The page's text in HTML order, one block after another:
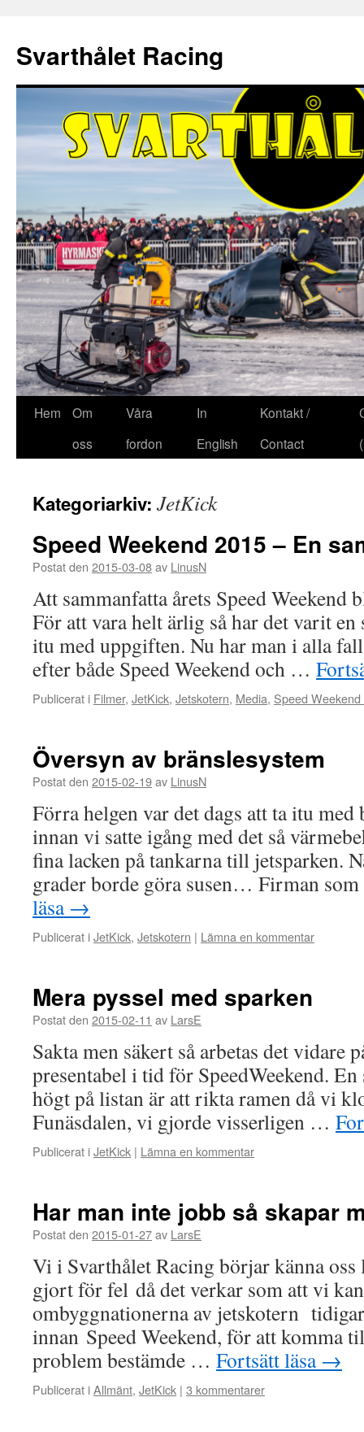
innehåll
Svarthålet Racing
Hem
Om
oss
Våra
fordon
In
English
Kontakt /
Contact
Kategoriarkiv: JetKick
Speed Weekend 2015 – En
Postat den 2015-03-08av LinusN
Att sammanfatta årets Speed
För att vara helt ärlig så har det varit
itu med uppgiften. Nu har man i alla
efter både Speed Weekend och …
Publicerat i Filmer, JetKick, Jetskotern, Media, Speed
Översyn av bränslesystem
Postat den 2015-02-19av LinusN
Förra helgen var det dags att ta itu med
innan vi satte igång med det så
fina lacken på tankarna till jetsparken.
grader borde göra susen… Firman
läsa →
Publicerat iJetKick, Jetskotern | Lämna en kommentar
Mera pyssel med sparken
Postat den 2015-02-11 av LarsE
Sakta men säkert så arbetas det vidare
presentabel i tid för SpeedWeekend. En
högt på listan är att rikta ramen då vi
Funäsdalen, vi gjorde visserligen …
Publicerat iJetKick | Lämna en kommentar
Har man inte jobb så skapar
Postat den 2015-01-27av LarsE
Vi i Svarthålet Racing börjar känna
gjort för fel då det verkar som att vi
ombyggnationerna av jetskotern
innan Speed Weekend, för att komma
problem bestämde … Fortsätt läsa →
Publicerat iAllmänt, JetKick | 3 kommentarer